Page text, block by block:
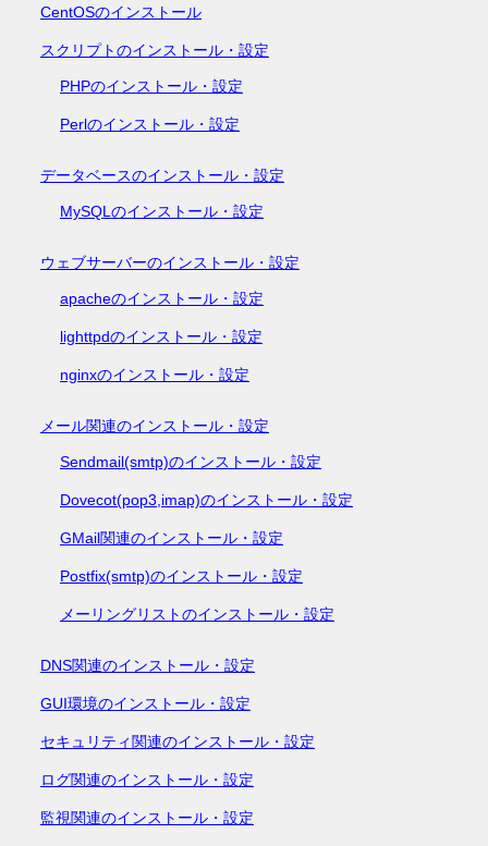
CentOSのインストール
スクリプトのインストール・設定
PHPのインストール・設定
Perlのインストール・設定
データベースのインストール・設定
MySQLのインストール・設定
ウェブサーバーのインストール・設定
apacheのインストール・設定
lighttpdのインストール・設定
nginxのインストール・設定
メール関連のインストール・設定
Sendmail(smtp)のインストール・設定
Dovecot(pop3,imap)のインストール・設定
GMail関連のインストール・設定
Postfix(smtp)のインストール・設定
メーリングリストのインストール・設定
DNS関連のインストール・設定
GUI環境のインストール・設定
セキュリティ関連のインストール・設定
ログ関連のインストール・設定
監視関連のインストール・設定